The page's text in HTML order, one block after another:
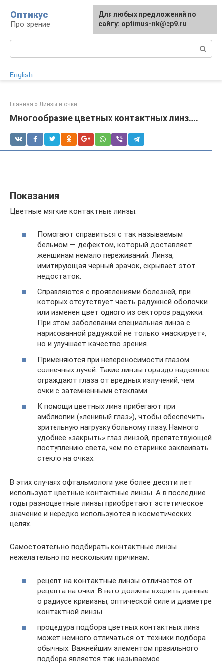
контенту
Оптикус
Про зрение
English
Главная » Линзы и очки
Многообразие цветных контактных линз….
Показания
Цветные мягкие контактные линзы:
Помогают справиться с так называемым
бельмом — дефектом, который доставляет
женщинам немало переживаний. Линза,
имитирующая черный зрачок, скрывает этот
недостаток.
Справляются с проявлениями болезней, при
которых отсутствует часть радужной оболочки
или изменен цвет одного из секторов радужки.
При этом заболевании специальная линза с
нарисованной радужкой не только «маскирует»,
но и улучшает качество зрения.
Применяются при непереносимости глазом
солнечных лучей. Такие линзы гораздо надежнее
ограждают глаза от вредных излучений, чем
очки с затемненными стеклами.
К помощи цветных линз прибегают при
амблиопии («ленивый глаз»), чтобы обеспечить
зрительную нагрузку больному глазу. Намного
удобнее «закрыть» глаз линзой, препятствующей
поступлению света, чем по старинке заклеивать
стекло на очках.
В этих случаях офтальмологи уже более десяти лет
используют цветные контактные линзы. А в последние
годы разноцветные линзы приобретают эстетическое
значение и нередко используются в косметических
целях.
Самостоятельно подбирать контактные линзы
нежелательно по нескольким причинам:
рецепт на контактные линзы отличается от
рецепта на очки. В него должны входить данные
о радиусе кривизны, оптической силе и диаметре
контактной линзы.
процедура подбора цветных контактных линз
может немного отличаться от техники подбора
обычных. Важнейшим элементом правильного
подбора является так называемое
Для любых предложений по
сайту: optimus-nk@cp9.ru